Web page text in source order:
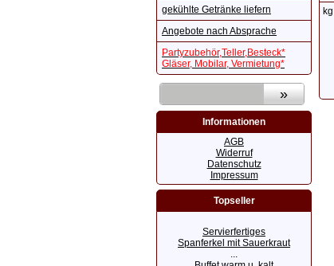
gekühlte Getränke liefern
Angebote nach Absprache
Partyzubehör,Teller,Besteck*
Gläser, Mobilar, Vermietung*
Informationen
AGB
Widerruf
Datenschutz
Impressum
Topseller
Servierfertiges
Spanferkel mit Sauerkraut
...
kg